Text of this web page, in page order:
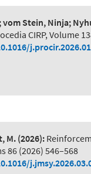
Stein, Ninja;
CIRP, Volume
M.(2026):
86 (2026) 546–568